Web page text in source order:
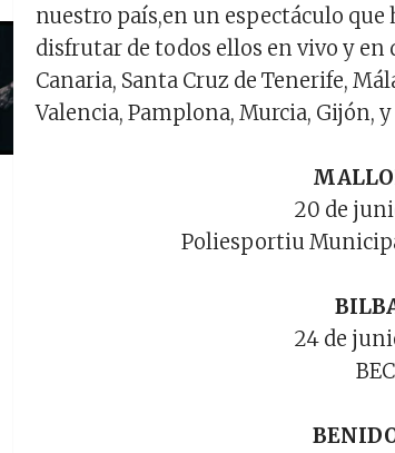
nuestro país,en un espectáculo
disfrutar de todos ellos en vivo y en
Canaria, Santa Cruz de Tenerife,
Valencia, Pamplona, Murcia, Gijón,
20 de
Poliesportiu
24 de
BEC